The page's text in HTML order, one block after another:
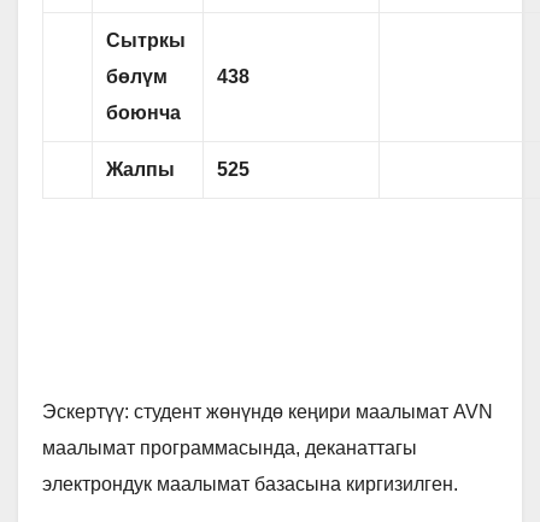
Сытркы
бөлүм
боюнча
438
Жалпы 525
Эскертүү: студент жөнүндө кеңири маалымат AVN
маалымат программасында, деканаттагы
электрондук маалымат базасына киргизилген.